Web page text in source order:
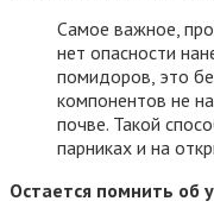
Самое важное,
нет опасности
помидоров, это
компонентов не
почве. Такой
парниках и на
Остается помнить об